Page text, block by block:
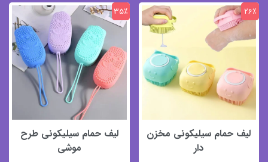
لیف حمام سیلیکونی مخزن
دار
26٪
لیف حمام سیلیکونی طرح
موشی
35٪